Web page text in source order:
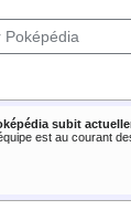
subit
est au courant